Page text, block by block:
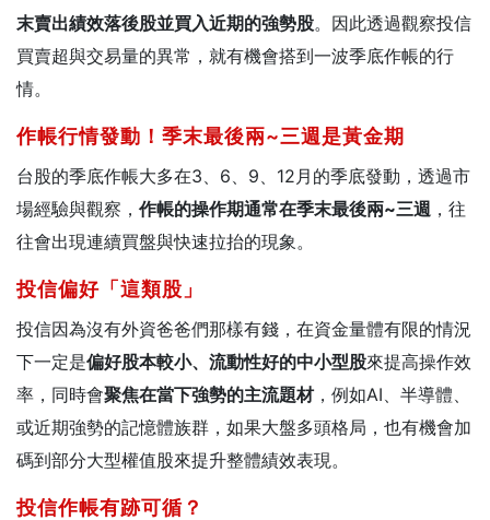
末賣出績效落後股並買入近期的強勢股。因此透過觀察投信
買賣超與交易量的異常，就有機會搭到一波季底作帳的行
情。
作帳行情發動！季末最後兩~三週是黃金期
台股的季底作帳大多在3、6、9、12月的季底發動，透過市
場經驗與觀察， 作帳的操作期通常在季末最後兩~三週 ，往
往會出現連續買盤與快速拉抬的現象。
投信偏好「這類股」
投信因為沒有外資爸爸們那樣有錢，在資金量體有限的情況
下一定是偏好股本較小、流動性好的中小型股來提高操作效
率，同時會聚焦在當下強勢的主流題材，例如AI、半導體、
或近期強勢的記憶體族群，如果大盤多頭格局，也有機會加
碼到部分大型權值股來提升整體績效表現。
投信作帳有跡可循？